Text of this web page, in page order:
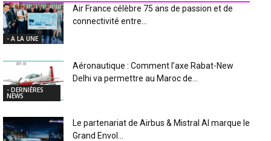
- A LA UNE
Air France célèbre 75 ans de passion et de
connectivité entre...
- DERNIÈRES
NEWS
Aéronautique : Comment l’axe Rabat-New
Delhi va permettre au Maroc de...
Le partenariat de Airbus & Mistral AI marque le
Grand Envol...